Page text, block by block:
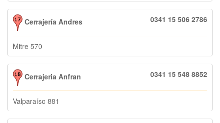
Cerrajería Andres 0341 15 506 2786
Mitre 570
Cerrajeria Anfran 0341 15 548 8852
Valparaíso 881